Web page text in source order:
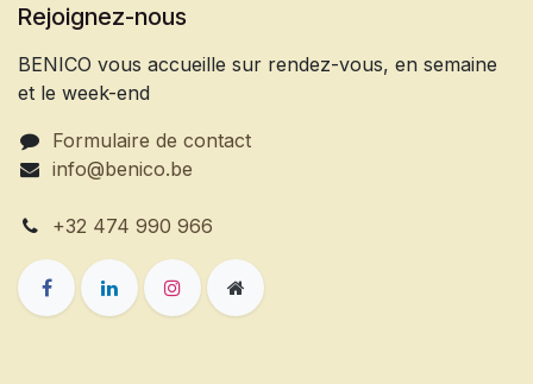
Rejoignez-nous
BENICO vous accueille sur rendez-vous, en semaine
et le week-end
Formulaire de contact
info@benico.be
+32 474 990 966